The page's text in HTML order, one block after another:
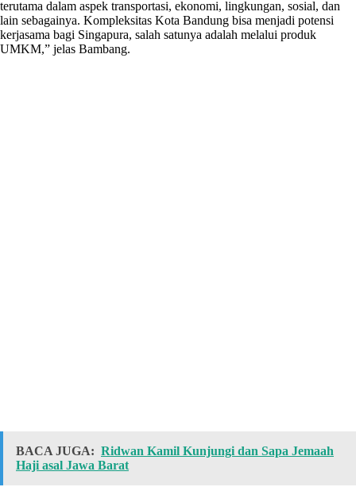
terutama dalam aspek transportasi, ekonomi, lingkungan, sosial, dan
lain sebagainya. Kompleksitas Kota Bandung bisa menjadi potensi
kerjasama bagi Singapura, salah satunya adalah melalui produk
UMKM,” jelas Bambang.
BACA JUGA: Ridwan Kamil Kunjungi dan Sapa Jemaah
Haji asal Jawa Barat